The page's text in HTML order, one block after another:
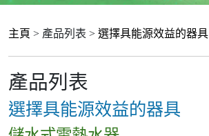
主頁 > 產品列表 > 選擇具能源效益的器具
產品列表
選擇具能源效益的器具